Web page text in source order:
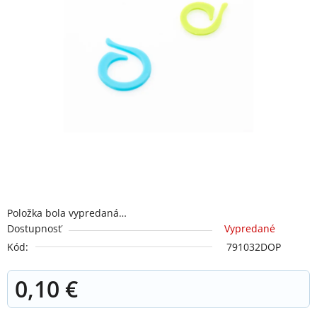
Položka bola vypredaná…
Dostupnosť
Vypredané
Kód:
791032DOP
0,10 €
Jednotková cena: